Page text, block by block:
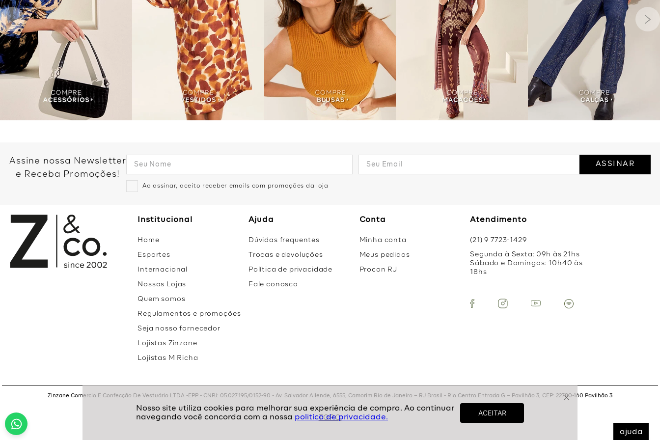
ajuda
politíca de privacidade.
Assine nossa Newsletter
e Receba Promoções!
Ao assinar, aceito receber emails com promoções da loja
ASSINAR
Institucional
Home
Esportes
Internacional
Nossas Lojas
Quem somos
Regulamentos e promoções
Seja nosso fornecedor
Lojistas Zinzane
Lojistas M Richa
Ajuda
Dúvidas frequentes
Trocas e devoluções
Política de privacidade
Fale conosco
Conta
Minha conta
Meus pedidos
Procon RJ
Atendimento
(21) 9 7723-1429
Segunda à Sexta: 09h às 21hs
Sábado e Domingos: 10h40 às
18hs
Zinzane Comercio E Confecção De Vestuário LTDA -EPP - CNPJ: 05.027.195/0152-90 - Av. Salvador Allende, 6555, Camorim Rio de Janeiro – RJ Brasil - Rio Centro Entrada G – Pavilhão 3, CEP: 22780-160 Pavilhão 3
TOPO